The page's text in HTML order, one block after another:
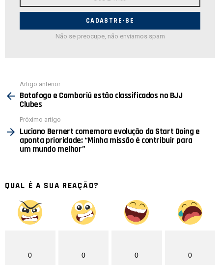
E-
Não se preocupe, não enviamos spam
mais
Artigo anterior
Botafogo e Camboriú estão classificados no BJJ
Clubes
Próximo artigo
Luciano Bernert comemora evolução da Start Doing e
aponta prioridade: “Minha missão é contribuir para
um mundo melhor”
QUAL É A SUA REAÇÃO?
0 0 0 0